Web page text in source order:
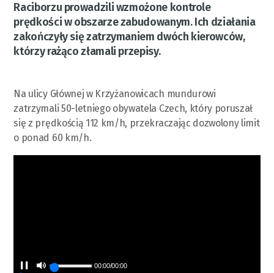
Raciborzu prowadzili wzmożone kontrole
prędkości w obszarze zabudowanym. Ich działania
zakończyły się zatrzymaniem dwóch kierowców,
którzy rażąco złamali przepisy.
Na ulicy Głównej w Krzyżanowicach mundurowi
zatrzymali 50-letniego obywatela Czech, który poruszał
się z prędkością 112 km/h, przekraczając dozwolony limit
o ponad 60 km/h.
00:00/00:00